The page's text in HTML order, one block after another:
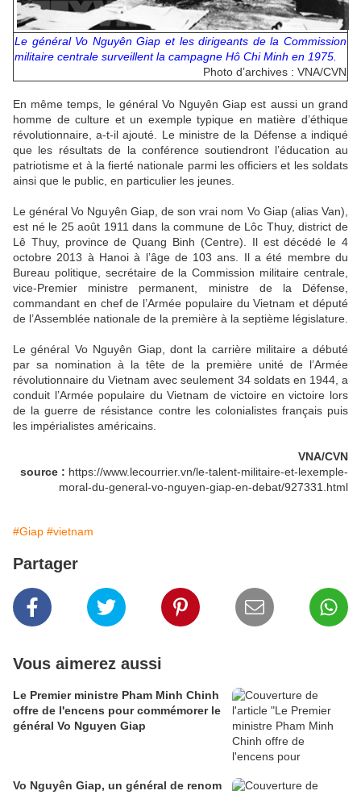
Le général Vo Nguyên Giap et les dirigeants de la Commission
militaire centrale surveillent la campagne Hô Chi Minh en 1975.
Photo d’archives : VNA/CVN
En même temps, le général Vo Nguyên Giap est aussi un grand
homme de culture et un exemple typique en matière d’éthique
révolutionnaire, a-t-il ajouté. Le ministre de la Défense a indiqué
que les résultats de la conférence soutiendront l’éducation au
patriotisme et à la fierté nationale parmi les officiers et les soldats
ainsi que le public, en particulier les jeunes.
Le général Vo Nguyên Giap, de son vrai nom Vo Giap (alias Van),
est né le 25 août 1911 dans la commune de Lôc Thuy, district de
Lê Thuy, province de Quang Binh (Centre). Il est décédé le 4
octobre 2013 à Hanoi à l’âge de 103 ans. Il a été membre du
Bureau politique, secrétaire de la Commission militaire centrale,
vice-Premier ministre permanent, ministre de la Défense,
commandant en chef de l’Armée populaire du Vietnam et député
de l’Assemblée nationale de la première à la septième législature.
Le général Vo Nguyên Giap, dont la carrière militaire a débuté
par sa nomination à la tête de la première unité de l’Armée
révolutionnaire du Vietnam avec seulement 34 soldats en 1944, a
conduit l’Armée populaire du Vietnam de victoire en victoire lors
de la guerre de résistance contre les colonialistes français puis
les impérialistes américains.
VNA/CVN
source : https://www.lecourrier.vn/le-talent-militaire-et-lexemple-
moral-du-general-vo-nguyen-giap-en-debat/927331.html
#Giap #vietnam
Partager
Vous aimerez aussi
Le Premier ministre Pham Minh Chinh
offre de l'encens pour commémorer le
général Vo Nguyen Giap
Vo Nguyên Giap, un général de renom